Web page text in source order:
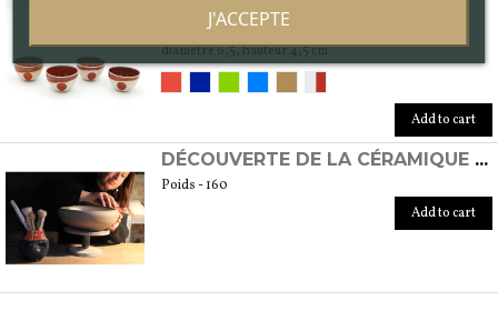
Poids - 160
diamètre 6,5, hauteur 4,5 cm
Add to cart
DÉCOUVERTE DE LA CÉRAMIQUE AU TOUR
Poids - 160
Add to cart
J'ACCEPTE